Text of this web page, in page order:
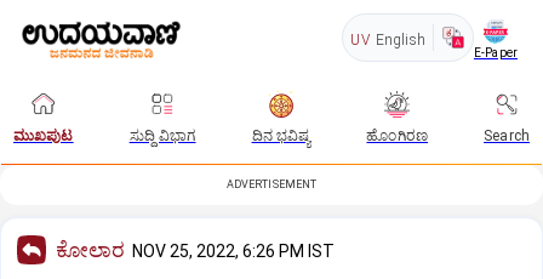
UV English
E-Paper
ಮುಖಪುಟ ಸುದ್ದಿ ವಿಭಾಗ ದಿನ ಭವಿಷ್ಯ ಹೊಂಗಿರಣ Search
ADVERTISEMENT
ಕೋಲಾರ NOV 25, 2022, 6:26 PM IST